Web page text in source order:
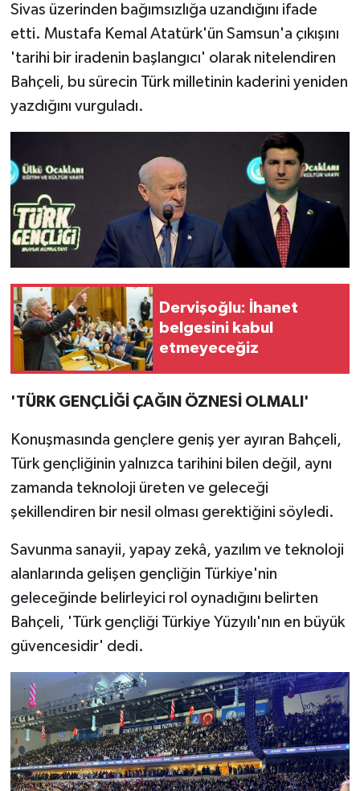
Sivas üzerinden bağımsızlığa uzandığını ifade
etti. Mustafa Kemal Atatürk'ün Samsun'a çıkışını
'tarihi bir iradenin başlangıcı' olarak nitelendiren
Bahçeli, bu sürecin Türk milletinin kaderini yeniden
yazdığını vurguladı.
Dervişoğlu: İhanet
belgesini kabul
etmeyeceğiz
'TÜRK GENÇLİĞİ ÇAĞIN ÖZNESİ OLMALI'
Konuşmasında gençlere geniş yer ayıran Bahçeli,
Türk gençliğinin yalnızca tarihini bilen değil, aynı
zamanda teknoloji üreten ve geleceği
şekillendiren bir nesil olması gerektiğini söyledi.
Savunma sanayii, yapay zekâ, yazılım ve teknoloji
alanlarında gelişen gençliğin Türkiye'nin
geleceğinde belirleyici rol oynadığını belirten
Bahçeli, 'Türk gençliği Türkiye Yüzyılı'nın en büyük
güvencesidir' dedi.